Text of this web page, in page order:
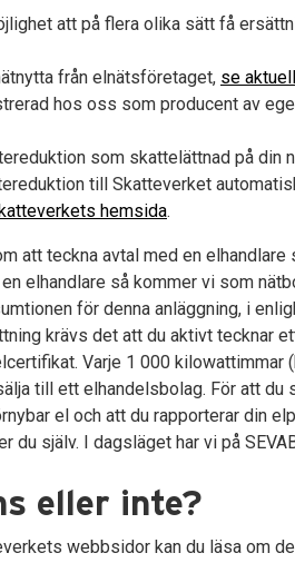
att på flera olika sätt få
från elnätsföretaget, se
hos oss som producent av
som skattelättnad på din
till Skatteverket
hemsida.
att teckna avtal med en
elhandlare så kommer vi som
för denna anläggning, i
krävs det att du aktivt tecknar
Varje 1 000 kilowattimmar
till ett elhandelsbolag. För att du
el och att du rapporterar din
du själv. I dagsläget har vi på
eller inte?
webbsidor kan du läsa om